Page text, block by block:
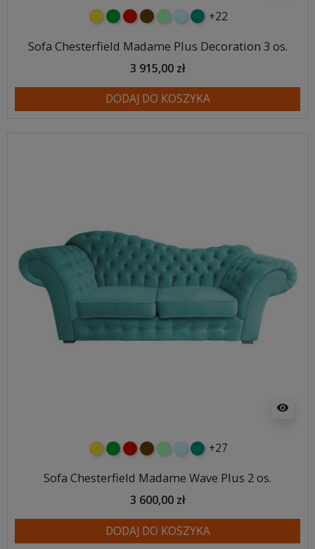
żółtyzielonyczerwony
czekoladowy
miętowybłękitny
turkusowy
+22
Sofa Chesterfield Madame Plus Decoration 3 os.
3 915,00 zł
DODAJ DO KOSZYKA
visibility
żółtyzielonyczerwony
czekoladowy
miętowybłękitny
turkusowy
+27
Sofa Chesterfield Madame Wave Plus 2 os.
3 600,00 zł
DODAJ DO KOSZYKA